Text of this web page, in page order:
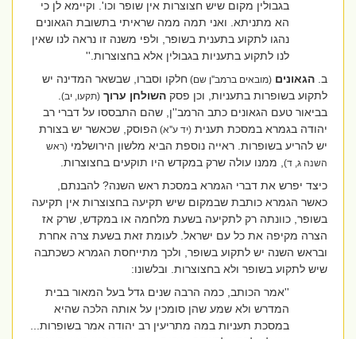
בגבולין מקום שיש חצוצרות אין שופר וכו'. וקיימא לן כי
הא מתניתא. ואני תמה ממה שראיתי בתשובת הגאונים
נהגו לתקוע בתענית בשופר, ולפי משנה זו נראה לנו שאין
לנו לתקוע בתעניות בגבולין אלא בחצוצרות.''
ב.הגאונים (מובאים ברמב''ן שם)חלקו וסברו, שבשאר המדינה יש
לתקוע בשופרות בתעניות, וכן פסקהשולחן ערוך (תקעו, יב) .
בביאור טעם הגאונים כתב הרמב''ן, שהם התבססו על דברי רב
יהודה בגמרא במסכת תענית(יד ע''א)הפוסק, שכאשר יש בצורת
יש להריע בשופרות. ראייה נוספת הביא מלשון הירושלמי(ראש
השנה ג, ד) , ממנו עולה שרק במקדש היו תוקעים בחצוצרות.
כיצד יפרש את דברי הגמרא במסכת ראש השנה? להבנתם,
כאשר הגמרא כותבת שבמקום שיש תקיעה בחצוצרות אין תקיעה
בשופר, כוונתה רק לתקיעה בשעת מלחמה או במקדש, שרק אז
הצרה מקיפה את כל עם ישראל. לעומת זאת בשעת צרה אחרת
ובראש השנה יש לתקוע בשופר, ולכך מתייחסת הגמרא כשכתבה
שיש לתקוע בשופר ולא בחצוצרות. ובלשונו:
''אמר הכותב, כמה הרבה שנים גדל בעל המאור בבית
המדרש ולא שמע שהן סומכין על אותה הלכה שהיא
במסכת תעניות במה מתריעין רב יהודה אמר בשופרות...